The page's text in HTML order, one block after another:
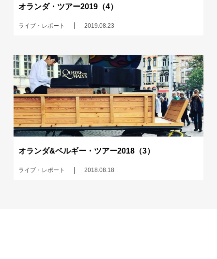
オランダ・ツアー2019（4）
ライブ・レポート 2019.08.23
オランダ&ベルギー・ツアー2018（3）
ライブ・レポート 2018.08.18